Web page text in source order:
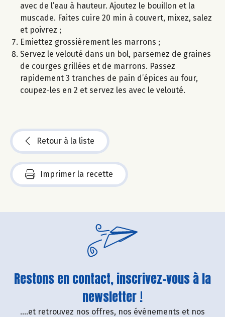
avec de l’eau à hauteur. Ajoutez le bouillon et la
muscade. Faites cuire 20 min à couvert, mixez, salez
et poivrez ;
Emiettez grossièrement les marrons ;
Servez le velouté dans un bol, parsemez de graines
de courges grillées et de marrons. Passez
rapidement 3 tranches de pain d’épices au four,
coupez-les en 2 et servez les avec le velouté.
Retour à la liste
Imprimer la recette
Restons en contact, inscrivez-vous à la
newsletter !
....et retrouvez nos offres, nos événements et nos